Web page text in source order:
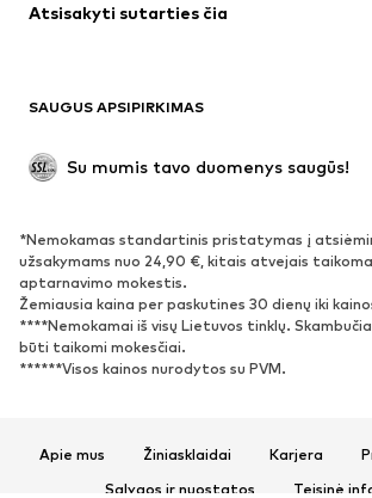
Paltai
Proginiai
Išskirtiniai
BATAI
Naujienos
Sportbačiai
Aulinukai
Batai su kulniukais
Auliniai batai
Įsispiriami bateliai
Šlepetės
Atsisakyti sutarties čia
SAUGUS APSIPIRKIMAS
Su mumis tavo duomenys saugūs!
*Nemokamas standartinis pristatymas į
užsakymams nuo 24,90 €, kitais atvejais
aptarnavimo mokestis.
Žemiausia kaina per paskutines 30 dienų iki
****Nemokamai iš visų Lietuvos tinklų.
būti taikomi mokesčiai.
******Visos kainos nurodytos su PVM.
Apie mus Žiniasklaidai Karjera
Sąlygos ir nuostatos
Teisinė